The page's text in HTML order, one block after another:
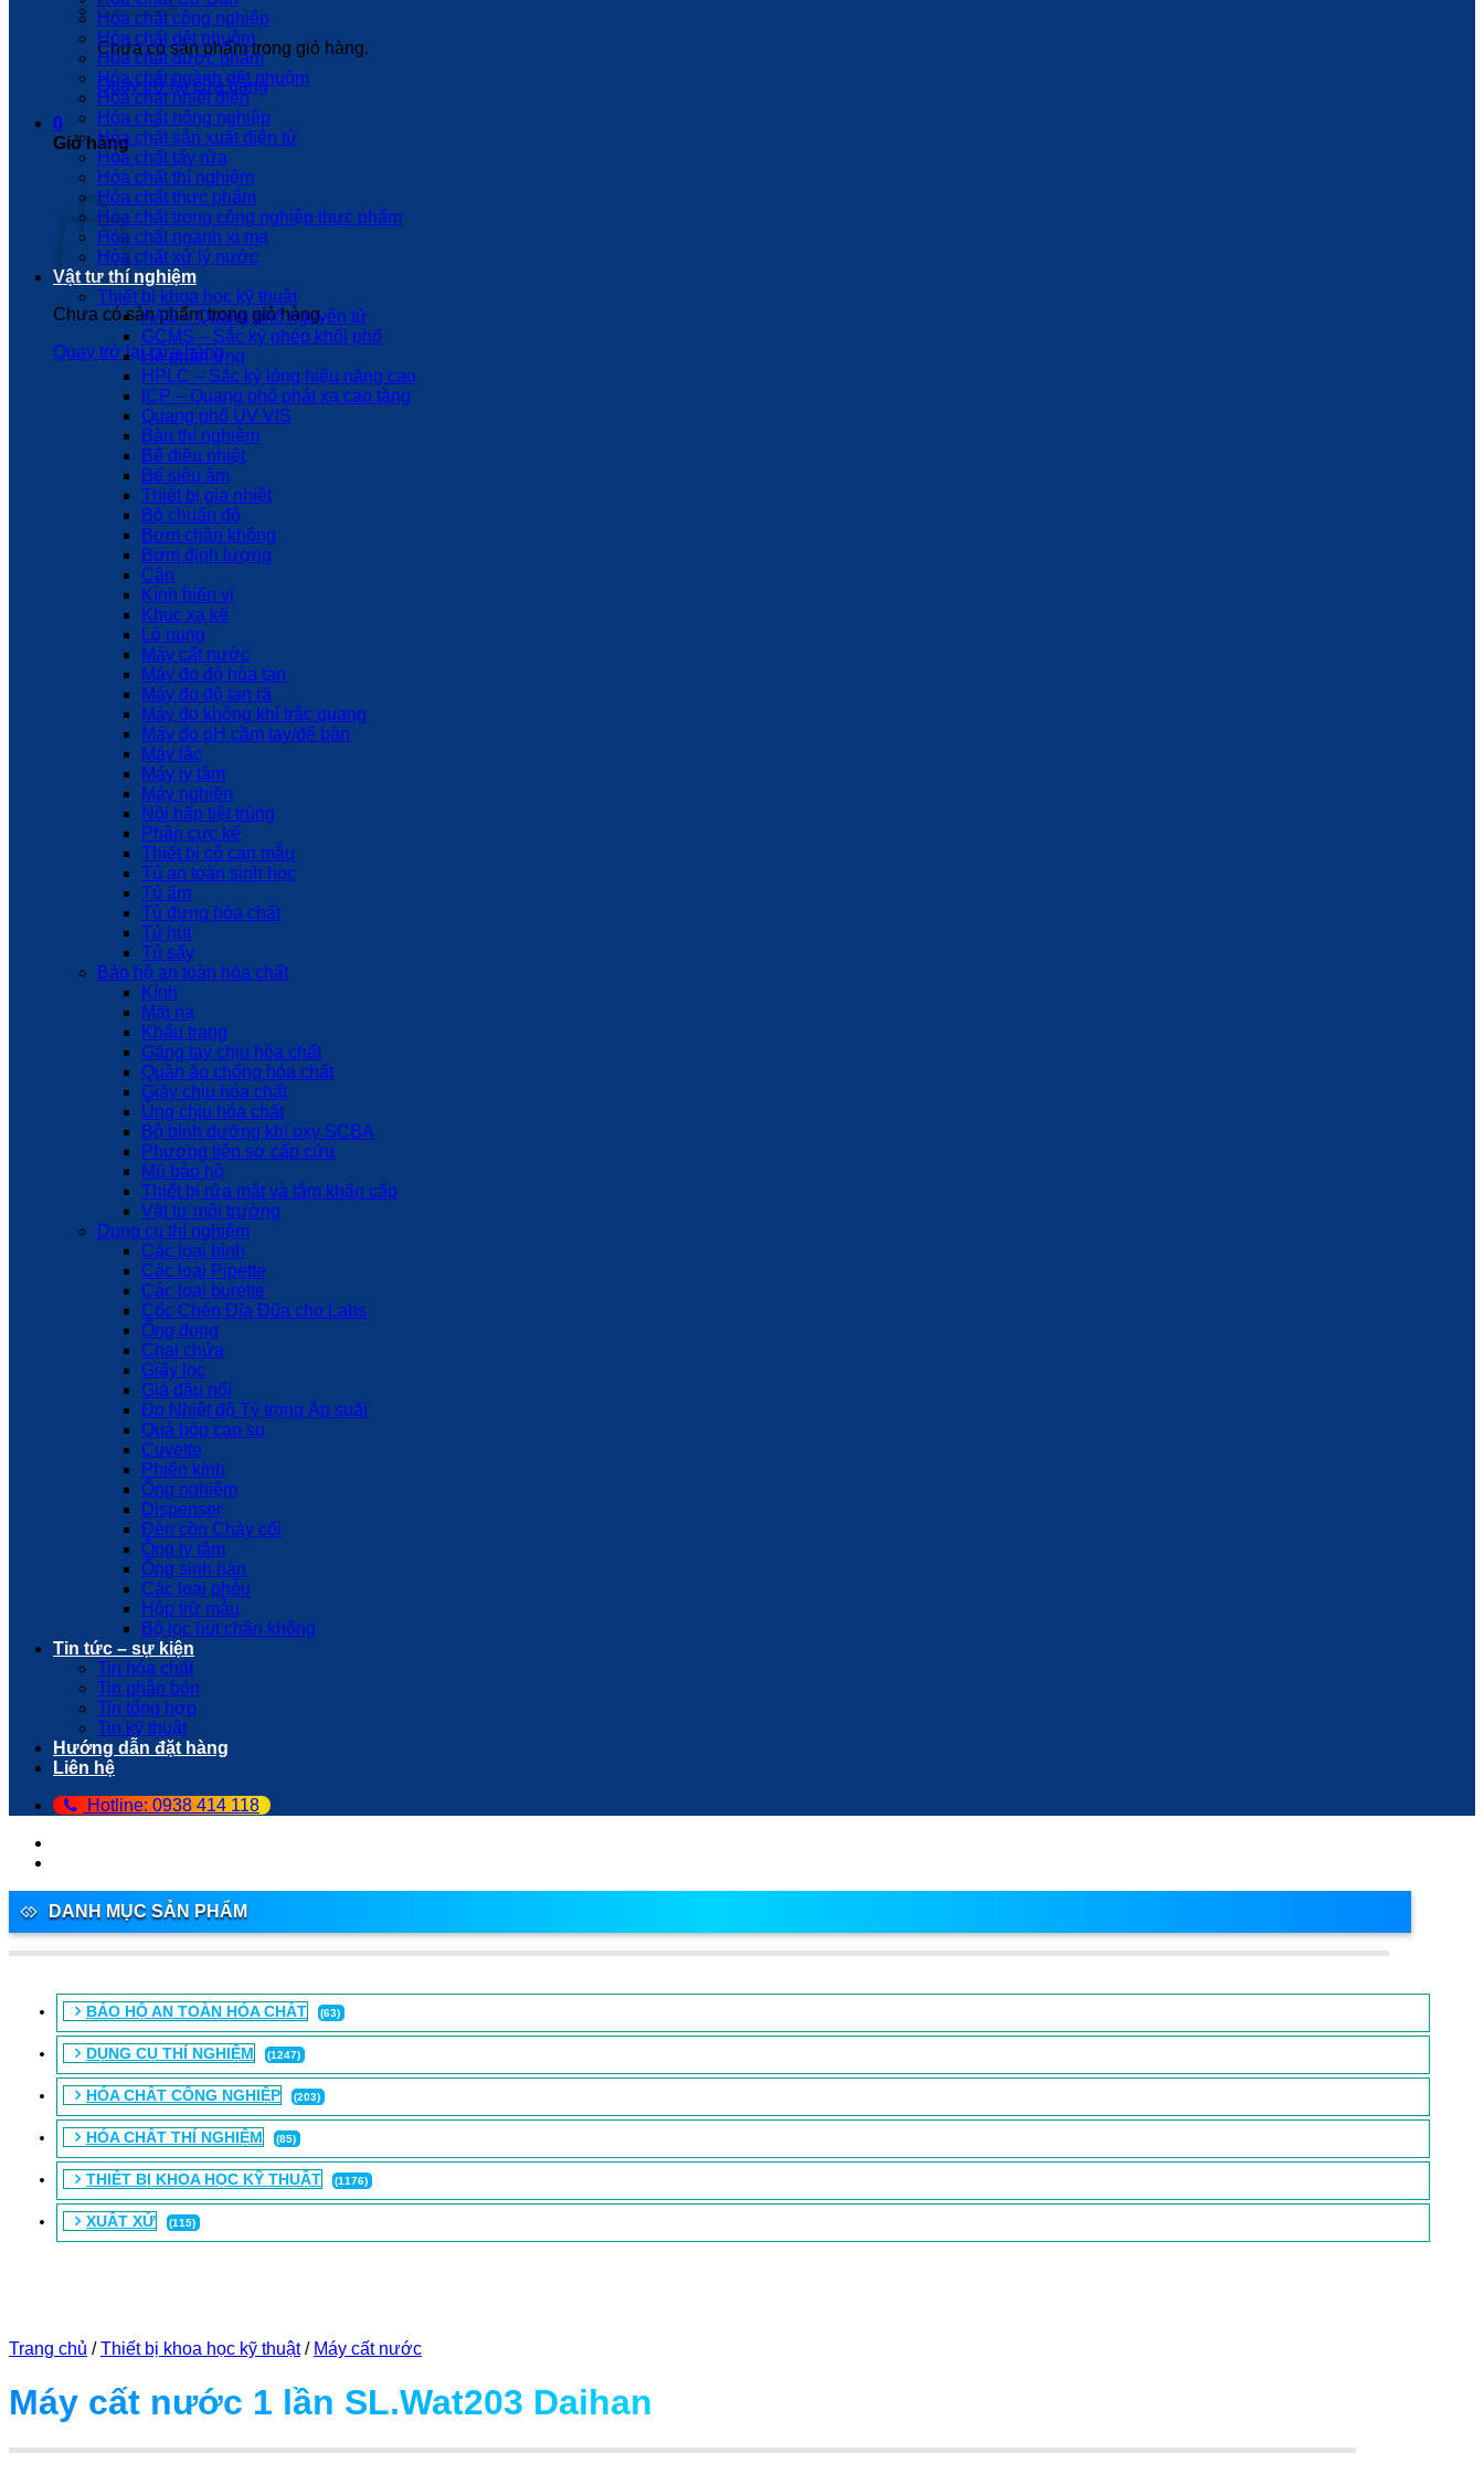
Chưa có sản phẩm trong giỏ hàng.
Quay trở lại cửa hàng
0
Giỏ hàng
Chưa có sản phẩm trong giỏ hàng.
Quay trở lại cửa hàng
Hóa chất công nghiệp
Hóa chất dệt nhuộm
Hóa chất dược phẩm
Hóa chất ngành dệt nhuộm
Hóa chất nhiệt điện
Hóa chất nông nghiệp
Hóa chất sản xuất điện tử
Hóa chất tẩy rửa
Hóa chất thí nghiệm
Hóa chất thực phẩm
Hóa chất trong công nghiệp thực phẩm
Hóa chất ngành xi mạ
Hóa chất xử lý nước
Vật tư thí nghiệm
Thiết bị khoa học kỹ thuật
AAS – Quang phổ nguyên tử
GCMS – Sắc ký ghép khối phổ
Hệ phản ứng
HPLC – Sắc ký lỏng hiệu năng cao
ICP – Quang phổ phát xạ cao tầng
Quang phổ UV VIS
Bàn thí nghiệm
Bể điều nhiệt
Bể siêu âm
Thiết bị gia nhiệt
Bộ chuẩn độ
Bơm chân không
Bơm định lượng
Cân
Kính hiển vi
Khúc xạ kế
Lò nung
Máy cất nước
Máy đo độ hòa tan
Máy đo độ tan rã
Máy đo không khí trắc quang
Máy đo pH cầm tay/để bàn
Máy lắc
Máy ly tâm
Máy nghiền
Nồi hấp tiệt trùng
Phân cực kế
Thiết bị cô cạn mẫu
Tủ an toàn sinh học
Tủ ấm
Tủ đựng hóa chất
Tủ hút
Tủ sấy
Bảo hộ an toàn hóa chất
Kính
Mặt nạ
Khẩu trang
Găng tay chịu hóa chất
Quần áo chống hóa chất
Giầy chịu hóa chất
Ủng chịu hóa chất
Bộ bình dưỡng khí oxy SCBA
Phương tiện sơ cấp cứu
Mũ bảo hộ
Thiết bị rửa mắt và tắm khẩn cấp
Vật tư môi trường
Dụng cụ thí nghiệm
Các loại bình
Các loại Pipette
Các loại burette
Cốc Chén Đĩa Đũa cho Labs
Ống đong
Chai chứa
Giấy lọc
Giá đầu nối
Đo Nhiệt độ Tỷ trọng Áp suất
Quả bóp cao su
Cuvette
Phiến kính
Ống nghiệm
Dispenser
Đèn cồn Chày cối
Ống ly tâm
Ống sinh hàn
Các loại phễu
Hộp trữ mẫu
Bộ lọc hút chân không
Tin tức – sự kiện
Tin hóa chất
Tin phân bón
Tin tổng hợp
Tin kỹ thuật
Hướng dẫn đặt hàng
Liên hệ
Hotline: 0938 414 118
DANH MỤC SẢN PHẨM
BẢO HỘ AN TOÀN HÓA CHẤT (63)
DỤNG CỤ THÍ NGHIỆM (1247)
HÓA CHẤT CÔNG NGHIỆP (203)
HÓA CHẤT THÍ NGHIỆM (85)
THIẾT BỊ KHOA HỌC KỸ THUẬT (1176)
XUẤT XỨ (115)
Trang chủ / Thiết bị khoa học kỹ thuật / Máy cất nước
Máy cất nước 1 lần SL.Wat203 Daihan